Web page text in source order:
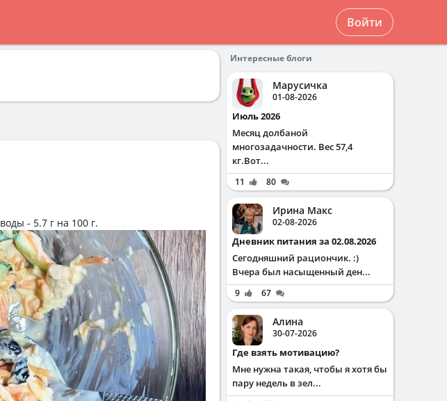
Войти
- 5.7 г на 100 г.
Интересные блоги
Марусичка
01-08-2026
Июль 2026
Месяц долбаной
многозадачности. Вес 57,4
кг.Вот...
11 80
Ирина Макс
02-08-2026
Дневник питания за 02.08.2026
Сегодняшний рациончик. :)
Вчера был насыщенный ден...
9 67
Алина
30-07-2026
Где взять мотивацию?
Мне нужна такая, чтобы я хотя бы
пару недель в зел...